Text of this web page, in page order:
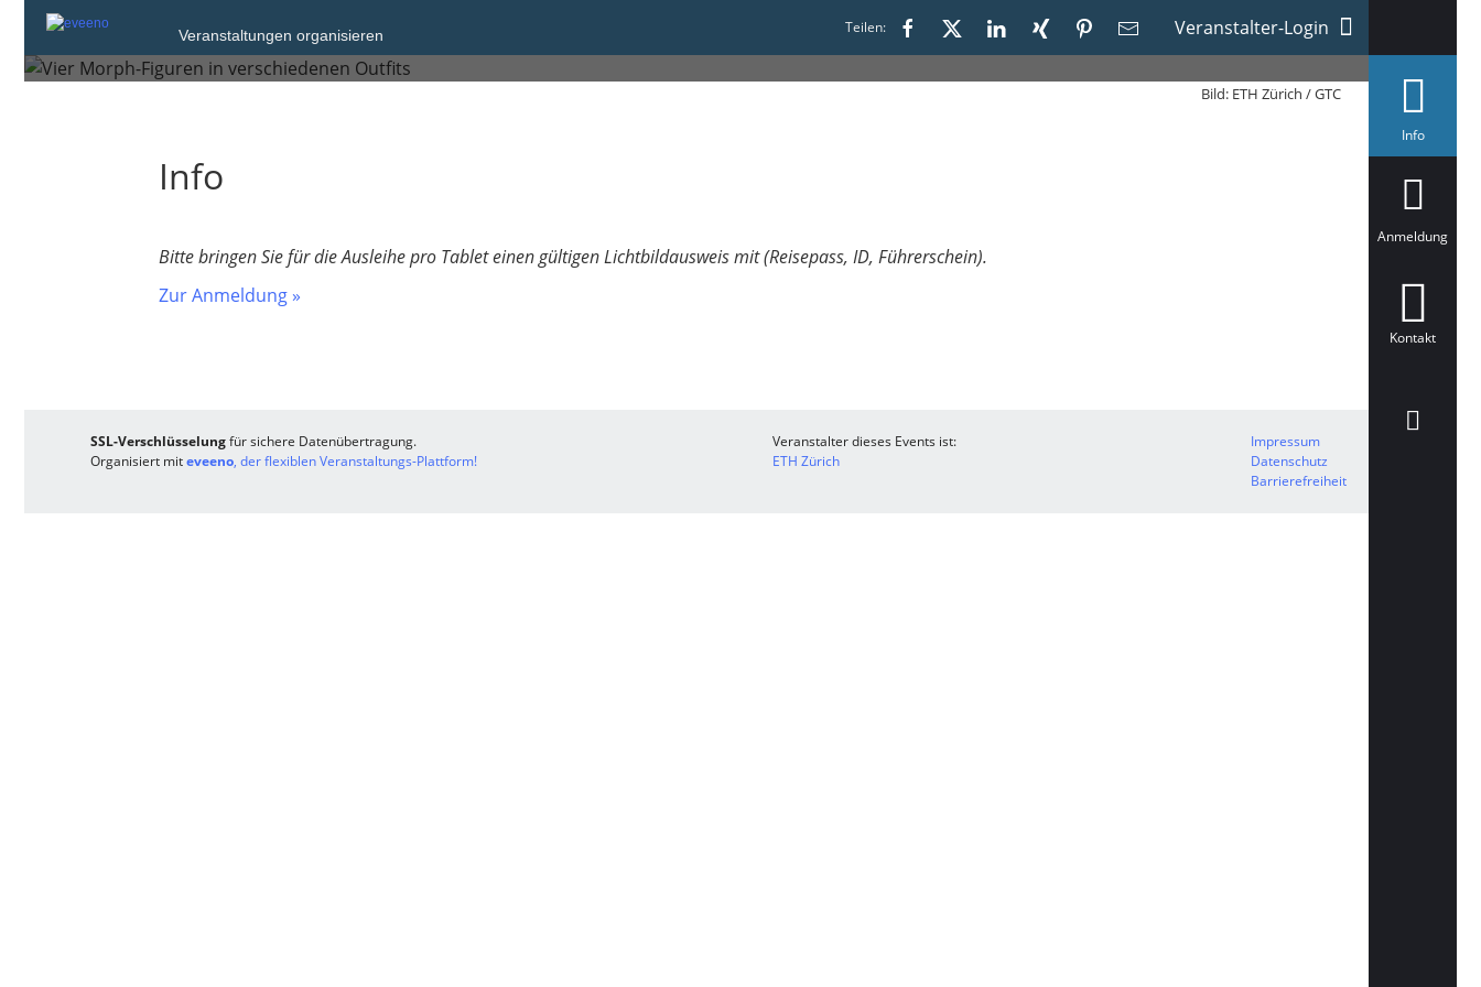
Veranstaltungen organisieren Teilen: Veranstalter-Login
Zürich
Bild: ETH Zürich / GTC
Infoa
ä
t
Anmeldung
Kontakt
Info
Bitte bringen Sie für die Ausleihe pro Tablet einen gültigen Lichtbildausweis mit (Reisepass, ID, Führerschein).
Zur Anmeldung »
SSL-Verschlüsselungfür sichere Datenübertragung.
Organisiert miteveeno, der flexiblen Veranstaltungs-Plattform!
Veranstalter dieses Events ist:
ETH Zürich
Impressum
Datenschutz
Barrierefreiheit